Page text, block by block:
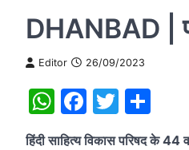
DHANBAD |
Editor 26/09/2023
WhatsApp
Twitter
हिंदी साहित्य विकास परिषद के 44